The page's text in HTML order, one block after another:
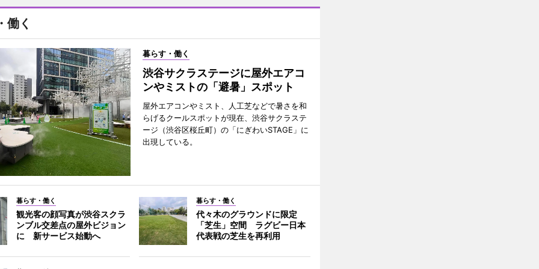
働く
暮らす・働く
渋谷サクラステージに屋外エアコ
ンやミストの「避暑」スポット
屋外エアコンやミスト、人工芝などで暑さを和
らげるクールスポットが現在、渋谷サクラステ
ージ（渋谷区桜丘町）の「にぎわいSTAGE」に
出現している。
暮らす・働く
観光客の顔写真が渋谷スクラ
ンブル交差点の屋外ビジョン
に 新サービス始動へ
暮らす・働く
代々木のグラウンドに限定
「芝生」空間 ラグビー日本
代表戦の芝生を再利用